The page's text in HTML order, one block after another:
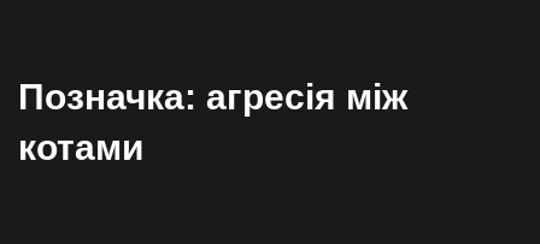
Позначка: агресія між
котами